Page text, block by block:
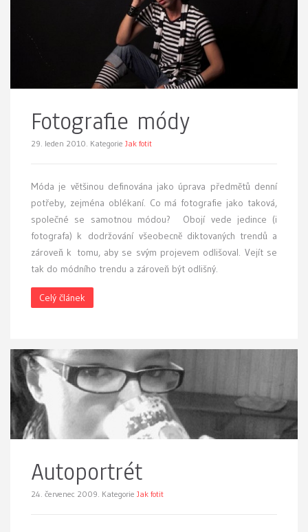
Fotografie módy
29. leden 2010. Kategorie Jak fotit
Móda je většinou definována jako úprava předmětů denní
potřeby, zejména oblékaní. Co má fotografie jako taková,
společné se samotnou módou? Obojí vede jedince (i
fotografa) k dodržování všeobecně diktovaných trendů a
zároveň k tomu, aby se svým projevem odlišoval. Vejít se
tak do módního trendu a zároveň být odlišný.
Celý článek
Autoportrét
24. červenec 2009. Kategorie Jak fotit